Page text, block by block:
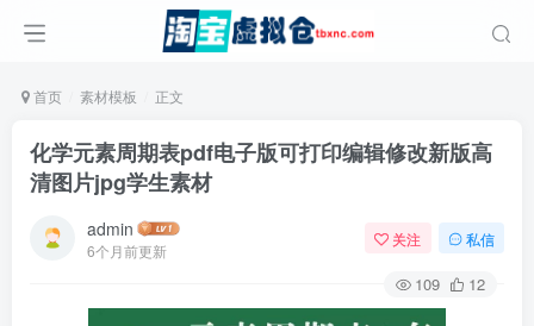
首页 素材模板 正文
化学元素周期表pdf电子版可打印编辑修改新版高
清图片jpg学生素材
admin
6个月前更新
关注 私信
109 12